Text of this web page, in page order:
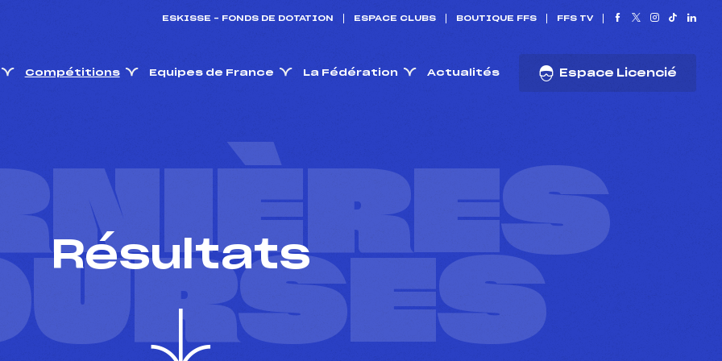
ESKISSE – FONDS DE DOTATION ESPACE CLUBS BOUTIQUE FFS FFS TV
Compétitions Equipes de France La Fédération Actualités Espace Licencié
Résultats